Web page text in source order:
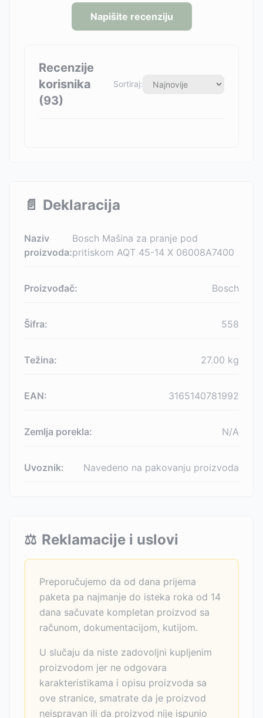
Napišite recenziju
Recenzije
korisnika
(93)
Sortiraj:
📄 Deklaracija
Naziv
proizvoda:
Bosch Mašina za pranje pod
pritiskom AQT 45-14 X 06008A7400
Proizvođač: Bosch
Šifra: 558
Težina: 27.00 kg
EAN: 3165140781992
Zemlja porekla: N/A
Uvoznik: Navedeno na pakovanju proizvoda
⚖️ Reklamacije i uslovi
Preporučujemo da od dana prijema
paketa pa najmanje do isteka roka od 14
dana sačuvate kompletan proizvod sa
računom, dokumentacijom, kutijom.
U slučaju da niste zadovoljni kupljenim
proizvodom jer ne odgovara
karakteristikama i opisu proizvoda sa
ove stranice, smatrate da je proizvod
neispravan ili da proizvod nije ispunio